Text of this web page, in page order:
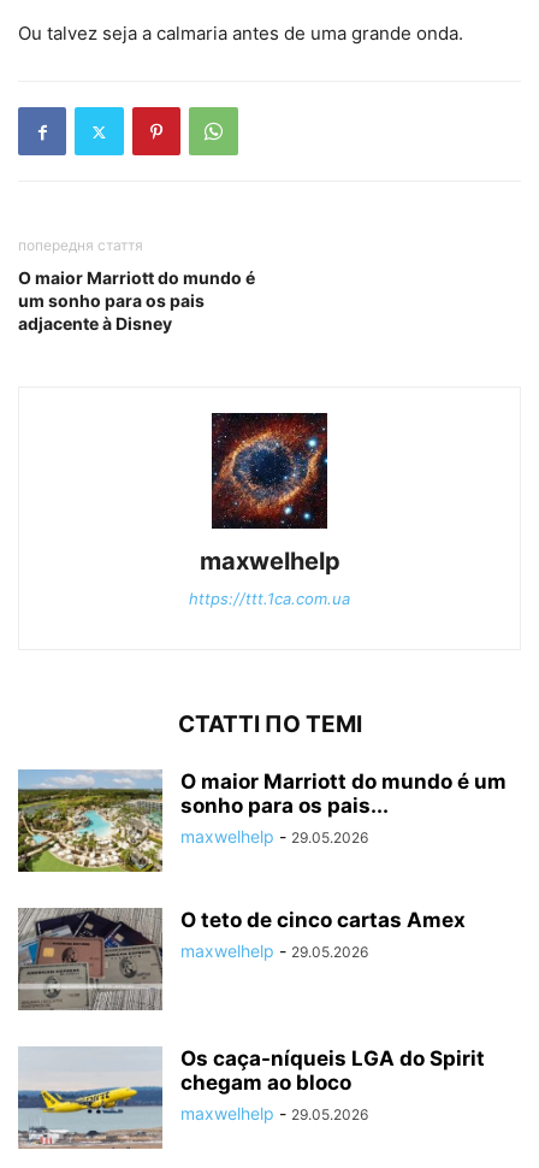
Ou talvez seja a calmaria antes de uma grande onda.
попередня стаття
O maior Marriott do mundo é
um sonho para os pais
adjacente à Disney
maxwelhelp
https://ttt.1ca.com.ua
СТАТТІ ПО ТЕМІ
O maior Marriott do mundo é um
sonho para os pais...
maxwelhelp - 29.05.2026
O teto de cinco cartas Amex
maxwelhelp - 29.05.2026
Os caça-níqueis LGA do Spirit
chegam ao bloco
maxwelhelp - 29.05.2026